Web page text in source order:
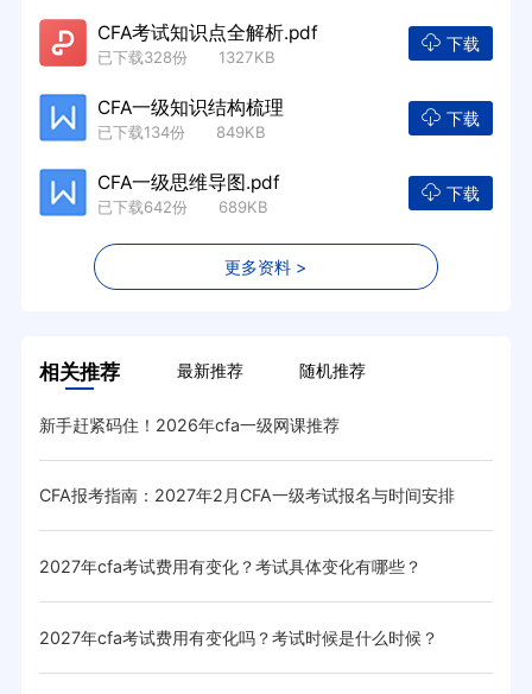
CFA考试知识点全解析.pdf
已下载328份 1327KB
下载
CFA一级知识结构梳理
已下载134份 849KB
下载
CFA一级思维导图.pdf
已下载642份 689KB
下载
更多资料 >
相关推荐 最新推荐 随机推荐
新手赶紧码住！2026年cfa一级网课推荐
CFA报考指南：2027年2月CFA一级考试报名与时间安排
2027年cfa考试费用有变化？考试具体变化有哪些？
2027年cfa考试费用有变化吗？考试时候是什么时候？